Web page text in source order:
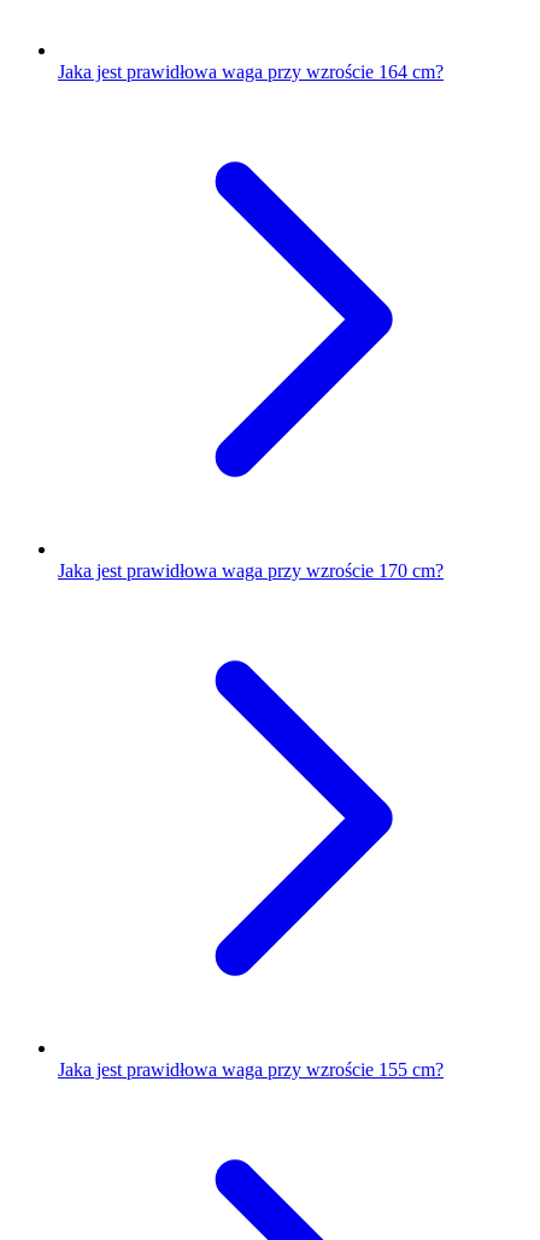
Jaka jest prawidłowa waga przy wzroście 164 cm?
Jaka jest prawidłowa waga przy wzroście 170 cm?
Jaka jest prawidłowa waga przy wzroście 155 cm?